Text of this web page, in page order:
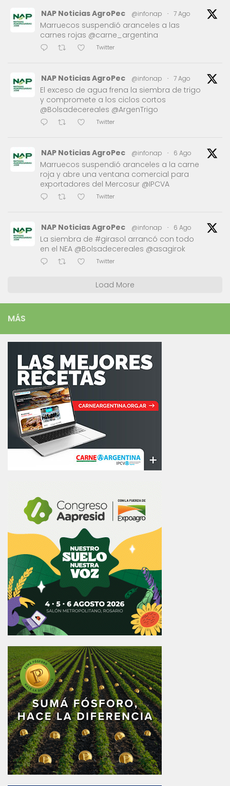
NAP Noticias AgroPec @infonap · 7 Ago
Marruecos suspendió aranceles a las
carnes rojas @carne_argentina
Twitter
NAP Noticias AgroPec @infonap · 7 Ago
El exceso de agua frena la siembra de trigo
y compromete a los ciclos cortos
@Bolsadecereales @ArgenTrigo
Twitter
NAP Noticias AgroPec @infonap · 6 Ago
Marruecos suspendió aranceles a la carne
roja y abre una ventana comercial para
exportadores del Mercosur @IPCVA
Twitter
NAP Noticias AgroPec @infonap · 6 Ago
La siembra de #girasol arrancó con todo
en el NEA @Bolsadecereales @asagirok
Twitter
Load More
MÁS